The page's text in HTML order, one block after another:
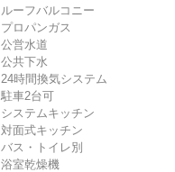
ルーフバルコニー
プロパンガス
公営水道
公共下水
24時間換気システム
駐車2台可
システムキッチン
対面式キッチン
バス・トイレ別
浴室乾燥機